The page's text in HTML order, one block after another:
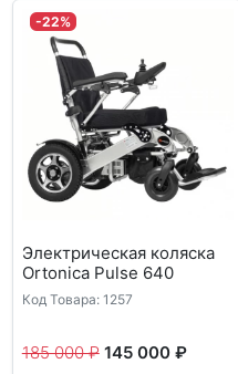
-22%
Электрическая коляска
Ortonica Pulse 640
Код Товара: 1257
185 000 ₽ 145 000 ₽